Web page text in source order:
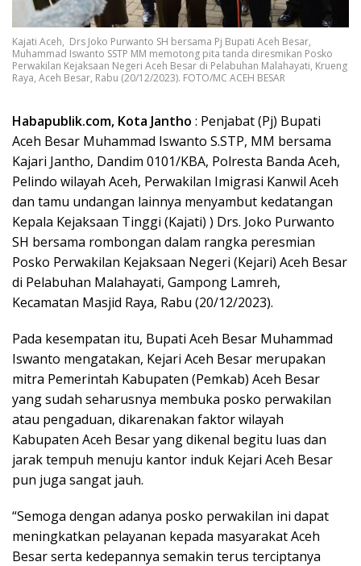
Kajati Aceh, Drs Joko Purwanto SH bersama Pj Bupati Aceh Besar,
Muhammad Iswanto SSTP MM memotong pita tanda diresmikan Posko
Perwakilan Kejaksaan Negeri Aceh Besar di Pelabuhan Malahayati, Krueng
Raya, Aceh Besar, Rabu (20/12/2023). FOTO/MC ACEH BESAR
Habapublik.com, Kota Jantho : Penjabat (Pj) Bupati
Aceh Besar Muhammad Iswanto S.STP, MM bersama
Kajari Jantho, Dandim 0101/KBA, Polresta Banda Aceh,
Pelindo wilayah Aceh, Perwakilan Imigrasi Kanwil Aceh
dan tamu undangan lainnya menyambut kedatangan
Kepala Kejaksaan Tinggi (Kajati) ) Drs. Joko Purwanto
SH bersama rombongan dalam rangka peresmian
Posko Perwakilan Kejaksaan Negeri (Kejari) Aceh Besar
di Pelabuhan Malahayati, Gampong Lamreh,
Kecamatan Masjid Raya, Rabu (20/12/2023).
Pada kesempatan itu, Bupati Aceh Besar Muhammad
Iswanto mengatakan, Kejari Aceh Besar merupakan
mitra Pemerintah Kabupaten (Pemkab) Aceh Besar
yang sudah seharusnya membuka posko perwakilan
atau pengaduan, dikarenakan faktor wilayah
Kabupaten Aceh Besar yang dikenal begitu luas dan
jarak tempuh menuju kantor induk Kejari Aceh Besar
pun juga sangat jauh.
“Semoga dengan adanya posko perwakilan ini dapat
meningkatkan pelayanan kepada masyarakat Aceh
Besar serta kedepannya semakin terus terciptanya